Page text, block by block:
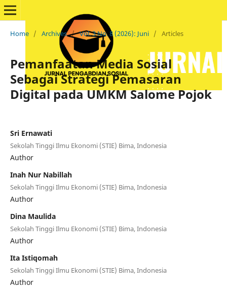
Home / Archives / Vol. 3 No. 8 (2026): Juni / Articles
Pemanfaatan Media Sosial
Sebagai Strategi Pemasaran
Digital pada UMKM Salome Pojok
Sri Ernawati
Sekolah Tinggi Ilmu Ekonomi (STIE) Bima, Indonesia
Author
Inah Nur Nabillah
Sekolah Tinggi Ilmu Ekonomi (STIE) Bima, Indonesia
Author
Dina Maulida
Sekolah Tinggi Ilmu Ekonomi (STIE) Bima, Indonesia
Author
Ita Istiqomah
Sekolah Tinggi Ilmu Ekonomi (STIE) Bima, Indonesia
Author